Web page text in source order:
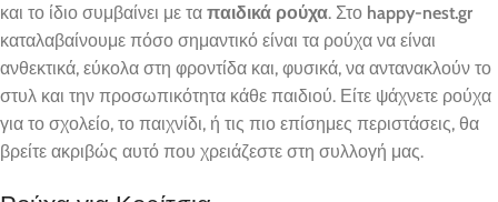
και το ίδιο συμβαίνει με τα παιδικά ρούχα. Στο happy-nest.gr
καταλαβαίνουμε πόσο σημαντικό είναι τα ρούχα να είναι
ανθεκτικά, εύκολα στη φροντίδα και, φυσικά, να αντανακλούν το
στυλ και την προσωπικότητα κάθε παιδιού. Είτε ψάχνετε ρούχα
για το σχολείο, το παιχνίδι, ή τις πιο επίσημες περιστάσεις, θα
βρείτε ακριβώς αυτό που χρειάζεστε στη συλλογή μας.